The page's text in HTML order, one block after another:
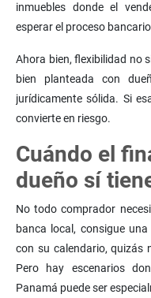
inmuebles donde el
esperar el proceso
Ahora bien, flexibilidad no
bien planteada con
jurídicamente sólida. Si
convierte en riesgo.
Cuándo el
dueño sí
No todo comprador
banca local, consigue
con su calendario, quizás
Pero hay escenarios
Panamá puede ser